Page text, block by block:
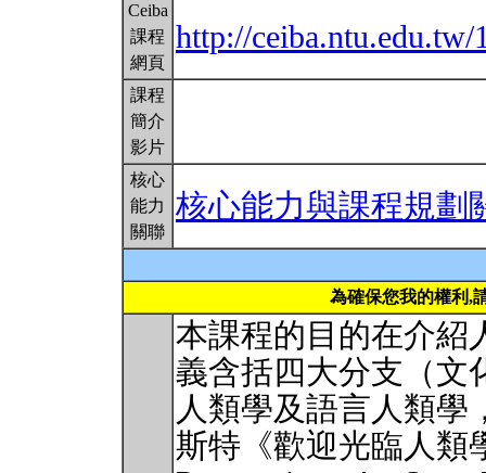
Ceiba
課程
網頁
http://
課程
簡介
影片
核心
能力
關聯
核心能力與課程規劃
為確保您我的權利,
本課程的目的在介紹
義含括四大分支（文
人類學及語言人類學
斯特《歡迎光臨人類